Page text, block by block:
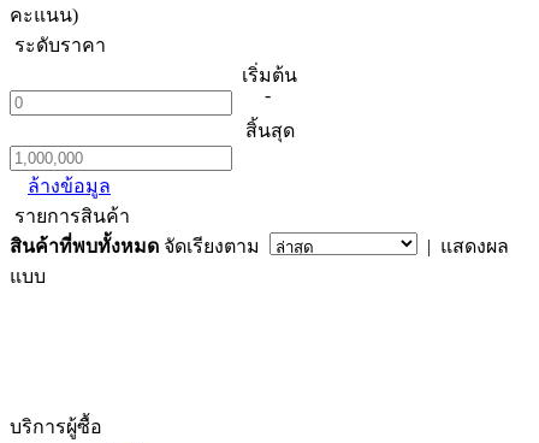
คะแนน)
ระดับราคา
เริ่มต้น
สิ้นสุด
-
ล้างข้อมูล
รายการสินค้า
สินค้าที่พบทั้งหมด จัดเรียงตาม
| แสดงผล
แบบ
บริการผู้ซื้อ